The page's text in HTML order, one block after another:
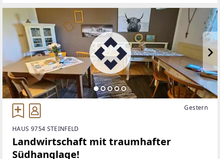
außergewöhnliche Liegenschaft
Gestern
HAUS 9754 STEINFELD
Landwirtschaft mit traumhafter
Südhanglage!